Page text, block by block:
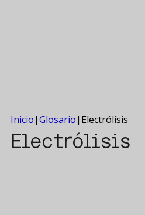
Inicio|Glosario| Electrólisis
Electrólisis